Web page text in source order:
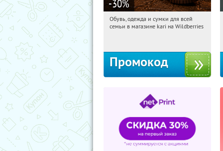
-30%
05:25:47 Получили:
Обувь, одежда и сумки для всей
семьи в магазине kari на Wildberries
Промокод